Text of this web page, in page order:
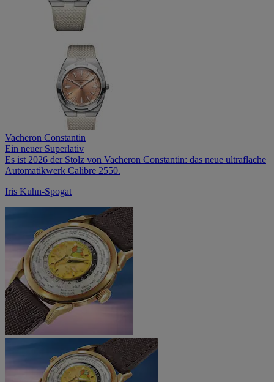
Vacheron Constantin
Ein neuer Superlativ
Es ist 2026 der Stolz von Vacheron Constantin: das neue ultraflache
Automatikwerk Calibre 2550.
Iris Kuhn-Spogat